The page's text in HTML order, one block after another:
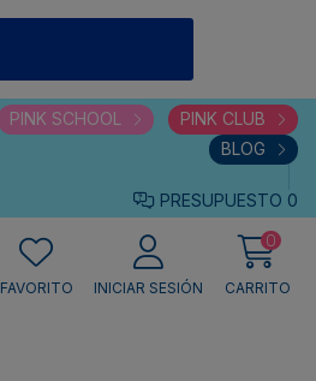
PINK SCHOOL
PINK CLUB
BLOG
PRESUPUESTO 0
FAVORITO INICIAR SESIÓN
0
CARRITO